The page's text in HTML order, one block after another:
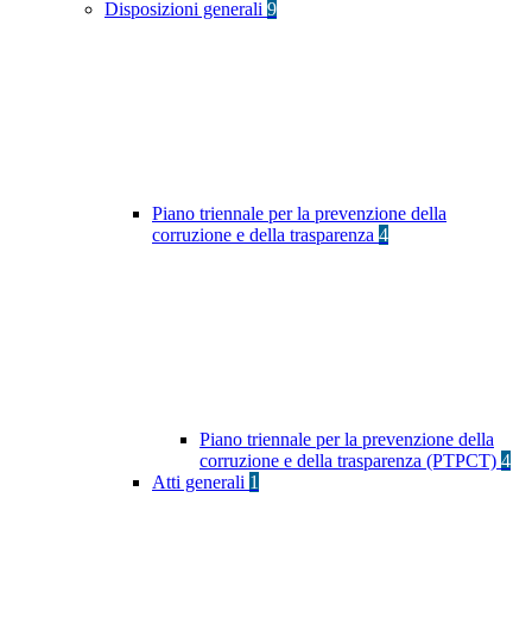
Disposizioni generali 9
Piano triennale per la prevenzione della
corruzione e della trasparenza 4
Piano triennale per la prevenzione della
corruzione e della trasparenza (PTPCT) 4
Atti generali 1